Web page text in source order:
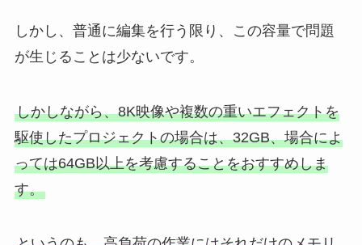
しかし、普通に編集を行う限り、この容量で問題
が生じることは少ないです。
しかしながら、8K映像や複数の重いエフェクトを
駆使したプロジェクトの場合は、32GB、場合によ
っては64GB以上を考慮することをおすすめしま
す。